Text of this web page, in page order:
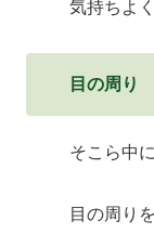
気持ちよ
目の周り
そこら中
目の周り